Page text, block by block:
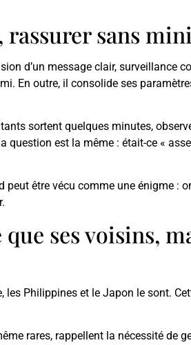
rassurer sans
d’un message clair, surveillance
En outre, il consolide ses
sortent quelques minutes,
question est la même : était-ce «
être vécu comme une énigme :
ses voisins,
les Philippines et le Japon le sont.
rares, rappellent la nécessité de